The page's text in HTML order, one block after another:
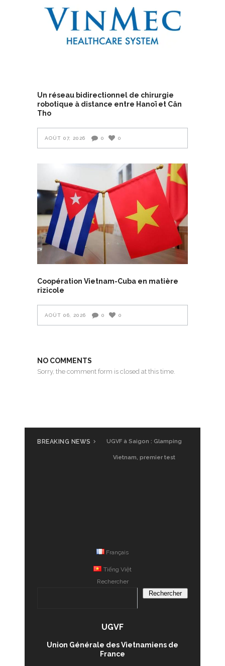
Un réseau bidirectionnel de chirurgie
robotique à distance entre Hanoï et Cân
Tho
AOÛT 07, 2026 0 0
Coopération Vietnam-Cuba en matière
rizicole
AOÛT 06, 2026 0 0
NO COMMENTS
Sorry, the comment form is closed at this time.
BREAKING NEWS UGVF à Saigon : Glamping
Vietnam, premier test
Français
Tiếng Việt
Rechercher
Rechercher
UGVF
Union Générale des Vietnamiens de
France